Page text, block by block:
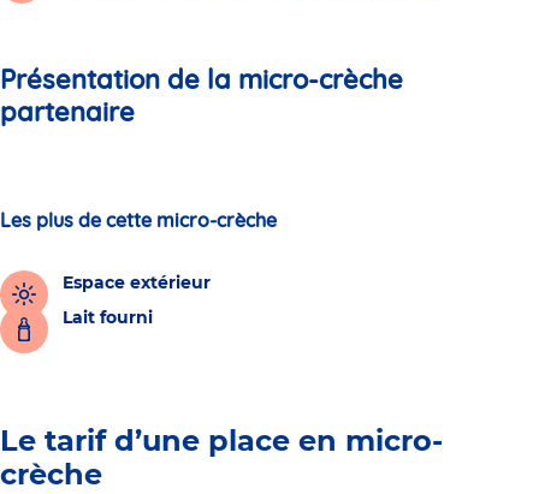
Présentation de la micro-crèche
partenaire
Les plus de cette micro-crèche
Espace extérieur
Lait fourni
Le tarif d’une place en micro-
crèche